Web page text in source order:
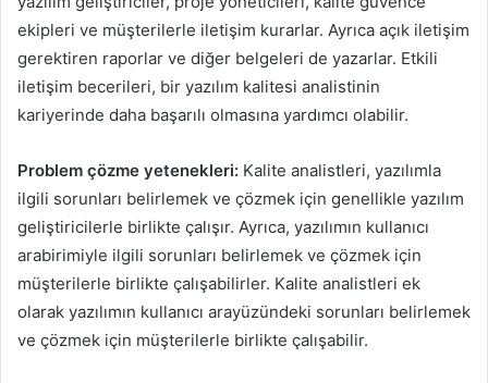
ekipleri ve müşterilerle iletişim kurarlar. Ayrıca açık iletişim
gerektiren raporlar ve diğer belgeleri de yazarlar. Etkili
iletişim becerileri, bir yazılım kalitesi analistinin
kariyerinde daha başarılı olmasına yardımcı olabilir.
Problem çözme yetenekleri: Kalite analistleri, yazılımla
ilgili sorunları belirlemek ve çözmek için genellikle yazılım
geliştiricilerle birlikte çalışır. Ayrıca, yazılımın kullanıcı
arabirimiyle ilgili sorunları belirlemek ve çözmek için
müşterilerle birlikte çalışabilirler. Kalite analistleri ek
olarak yazılımın kullanıcı arayüzündeki sorunları belirlemek
ve çözmek için müşterilerle birlikte çalışabilir.